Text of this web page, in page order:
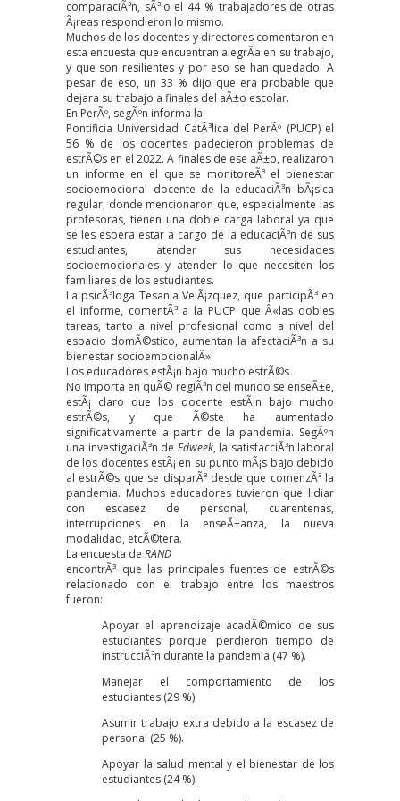
comparaciÃ³n, sÃ³lo el 44 % trabajadores de otras
Ã¡reas respondieron lo mismo.
Muchos de los docentes y directores comentaron en
esta encuesta que encuentran alegrÃ­a en su trabajo,
y que son resilientes y por eso se han quedado. A
pesar de eso, un 33 % dijo que era probable que
dejara su trabajo a finales del aÃ±o escolar.
En PerÃº, segÃºn informa la
Pontificia Universidad CatÃ³lica del PerÃº (PUCP) el
56 % de los docentes padecieron problemas de
estrÃ©s en el 2022. A finales de ese aÃ±o, realizaron
un informe en el que se monitoreÃ³ el bienestar
socioemocional docente de la educaciÃ³n bÃ¡sica
regular, donde mencionaron que, especialmente las
profesoras, tienen una doble carga laboral ya que
se les espera estar a cargo de la educaciÃ³n de sus
estudiantes, atender sus necesidades
socioemocionales y atender lo que necesiten los
familiares de los estudiantes.
La psicÃ³loga Tesania VelÃ¡zquez, que participÃ³ en
el informe, comentÃ³ a la PUCP que Â«las dobles
tareas, tanto a nivel profesional como a nivel del
espacio domÃ©stico, aumentan la afectaciÃ³n a su
bienestar socioemocionalÂ».
Los educadores estÃ¡n bajo mucho estrÃ©s
No importa en quÃ© regiÃ³n del mundo se enseÃ±e,
estÃ¡ claro que los docente estÃ¡n bajo mucho
estrÃ©s, y que Ã©ste ha aumentado
significativamente a partir de la pandemia. SegÃºn
una investigaciÃ³n de Edweek, la satisfacciÃ³n laboral
de los docentes estÃ¡ en su punto mÃ¡s bajo debido
al estrÃ©s que se disparÃ³ desde que comenzÃ³ la
pandemia. Muchos educadores tuvieron que lidiar
con escasez de personal, cuarentenas,
interrupciones en la enseÃ±anza, la nueva
modalidad, etcÃ©tera.
La encuesta de RAND
encontrÃ³ que las principales fuentes de estrÃ©s
relacionado con el trabajo entre los maestros
fueron:
Apoyar el aprendizaje acadÃ©mico de sus
estudiantes porque perdieron tiempo de
instrucciÃ³n durante la pandemia (47 %).
Manejar el comportamiento de los
estudiantes (29 %).
Asumir trabajo extra debido a la escasez de
personal (25 %).
Apoyar la salud mental y el bienestar de los
estudiantes (24 %).